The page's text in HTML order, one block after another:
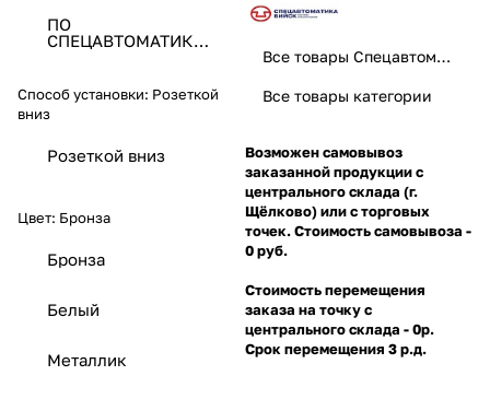
ПО
СПЕЦАВТОМАТИКА
Способ установки: Розеткой
вниз
Розеткой вниз
Цвет: Бронза
Бронза
Белый
Металлик
Все товары Спецавтоматика
Все товары категории
Возможен самовывоз
заказанной продукции с
центрального склада (г.
Щёлково) или с торговых
точек. Стоимость самовывоза -
0 руб.
Стоимость перемещения
заказа на точку с
центрального склада - 0р.
Срок перемещения 3 р.д.